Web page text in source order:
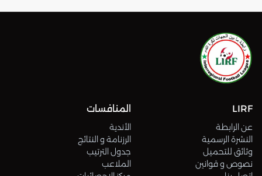
LIRF
عن الرابطة
النشرة الرسمية
وثائق للتحميل
نصوص و قوانين
المنافسات
الأندية
الرزنامة و النتائج
جدول الترتيب
الملاعب